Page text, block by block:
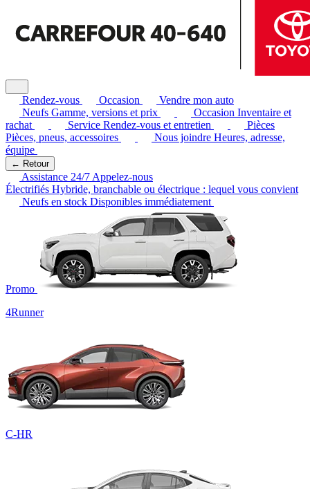
Rendez-vous Occasion
Vendre mon auto
Neufs Gamme, versions et prix Occasion Inventaire et
rachat
Service Rendez-vous et entretien
Pièces
Pièces, pneus, accessoires
Nous joindre Heures, adresse,
équipe
← Retour
Assistance 24/7 Appelez-nous
Électrifiés Hybride, branchable ou électrique : lequel vous convient
Neufs en stock Disponibles immédiatement
Promo
4Runner
C-HR